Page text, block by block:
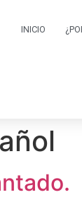
INICIO